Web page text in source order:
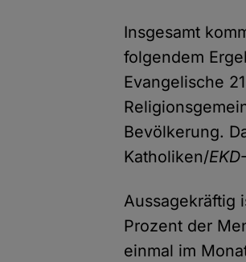
Insgesamt
folgendem
Evangelische
Bevölkerung.
Katholiken/EKD
Aussagekräftig
Prozent der
einmal im